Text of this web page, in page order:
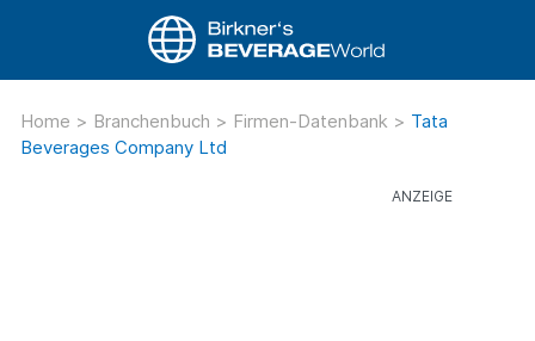
Home > Branchenbuch > Firmen-Datenbank > Tata
Beverages Company Ltd